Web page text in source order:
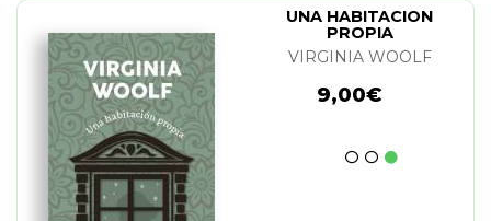
UNA HABITACION
PROPIA
VIRGINIA WOOLF
9,00€